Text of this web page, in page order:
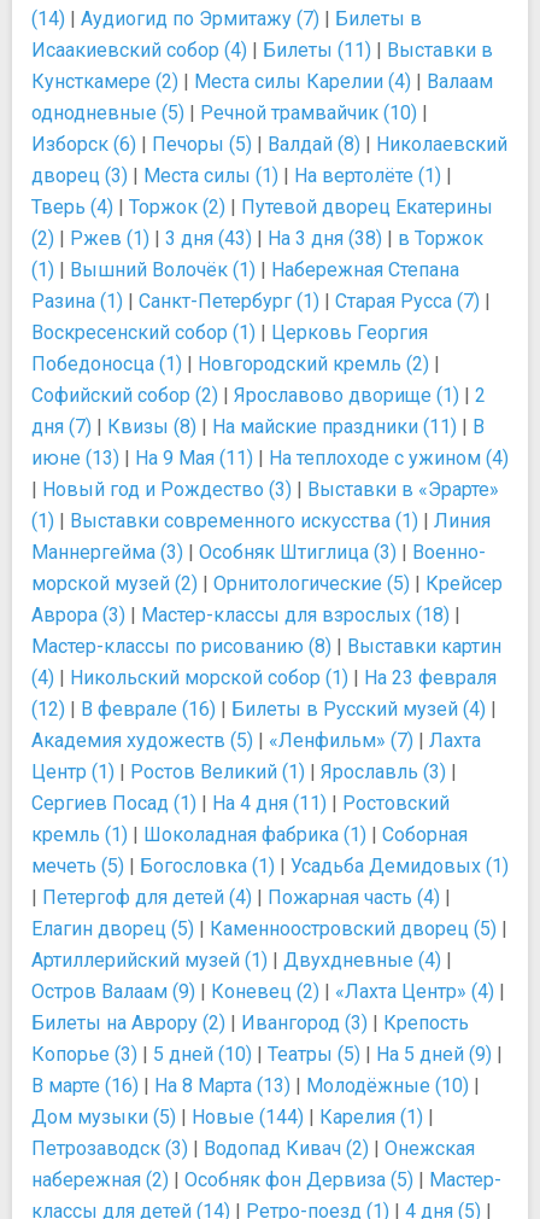
(14) | Аудиогид по Эрмитажу (7) | Билеты в
Исаакиевский собор (4) | Билеты (11) | Выставки в
Кунсткамере (2) | Места силы Карелии (4) | Валаам
однодневные (5) | Речной трамвайчик (10) |
Изборск (6) | Печоры (5) | Валдай (8) | Николаевский
дворец (3) | Места силы (1) | На вертолёте (1) |
Тверь (4) | Торжок (2) | Путевой дворец Екатерины
(2) | Ржев (1) | 3 дня (43) | На 3 дня (38) | в Торжок
(1) | Вышний Волочёк (1) | Набережная Степана
Разина (1) | Санкт-Петербург (1) | Старая Русса (7) |
Воскресенский собор (1) | Церковь Георгия
Победоносца (1) | Новгородский кремль (2) |
Софийский собор (2) | Ярославово дворище (1) | 2
дня (7) | Квизы (8) | На майские праздники (11) | В
июне (13) | На 9 Мая (11) | На теплоходе с ужином (4)
| Новый год и Рождество (3) | Выставки в «Эрарте»
(1) | Выставки современного искусства (1) | Линия
Маннергейма (3) | Особняк Штиглица (3) | Военно-
морской музей (2) | Орнитологические (5) | Крейсер
Аврора (3) | Мастер-классы для взрослых (18) |
Мастер-классы по рисованию (8) | Выставки картин
(4) | Никольский морской собор (1) | На 23 февраля
(12) | В феврале (16) | Билеты в Русский музей (4) |
Академия художеств (5) | «Ленфильм» (7) | Лахта
Центр (1) | Ростов Великий (1) | Ярославль (3) |
Сергиев Посад (1) | На 4 дня (11) | Ростовский
кремль (1) | Шоколадная фабрика (1) | Соборная
мечеть (5) | Богословка (1) | Усадьба Демидовых (1)
| Петергоф для детей (4) | Пожарная часть (4) |
Елагин дворец (5) | Каменноостровский дворец (5) |
Артиллерийский музей (1) | Двухдневные (4) |
Остров Валаам (9) | Коневец (2) | «Лахта Центр» (4) |
Билеты на Аврору (2) | Ивангород (3) | Крепость
Копорье (3) | 5 дней (10) | Театры (5) | На 5 дней (9) |
В марте (16) | На 8 Марта (13) | Молодёжные (10) |
Дом музыки (5) | Новые (144) | Карелия (1) |
Петрозаводск (3) | Водопад Кивач (2) | Онежская
набережная (2) | Особняк фон Дервиза (5) | Мастер-
классы для детей (14) | Ретро-поезд (1) | 4 дня (5) |